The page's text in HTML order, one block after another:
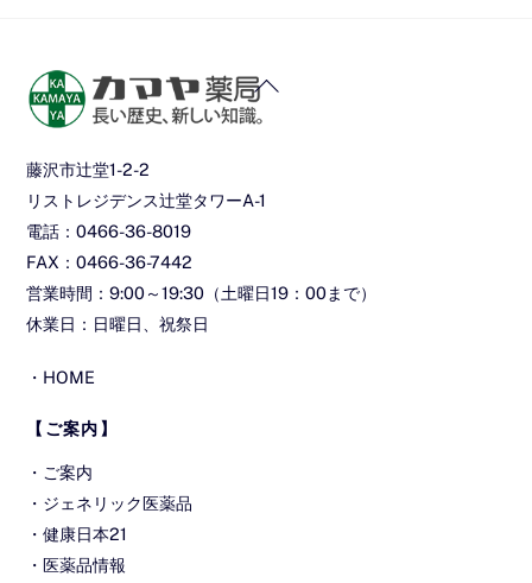
Back
藤沢市辻堂1-2-2
リストレジデンス辻堂タワーA-1
電話：0466-36-8019
FAX：0466-36-7442
営業時間：9:00～19:30（土曜日19：00まで）
休業日：日曜日、祝祭日
・ HOME
【ご案内】
・ ご案内
・ ジェネリック医薬品
・健康日本21
・医薬品情報